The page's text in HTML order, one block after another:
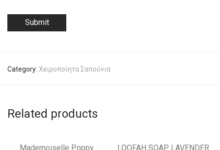
Category: Χειροποίητα Σαπούνια
Related products
Mademoiselle Poppy LOOFAH SOAP LAVENDER